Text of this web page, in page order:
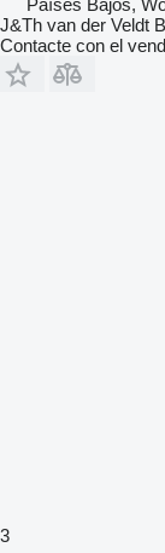
Países Bajos,
J&Th van der Veldt
Contacte con el
3